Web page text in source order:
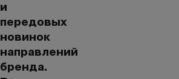
и
передовых
новинок
направлений
бренда.